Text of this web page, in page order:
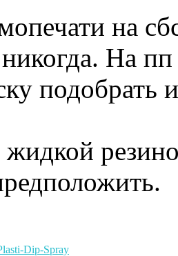
на
На
подобрать
Dip-Spray